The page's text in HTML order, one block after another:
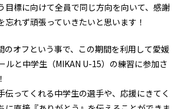
目標に向けて全員で同じ方向を向いて、感謝
忘れず頑張っていきたいと思います！
のオフという事で、この期間を利用して愛媛
ルと中学生（MIKAN U-15）の練習に参加さ
伝ってくれる中学生の選手や、応援にきてく